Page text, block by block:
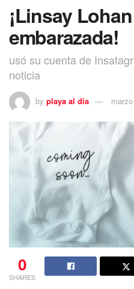
¡Linsay
embarazada!
usó su cuenta de
noticia
by playa al dia
0
SHARES